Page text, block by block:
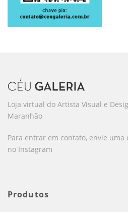
Loja virtual do Artista Visual e
Maranhão
Para entrar em contato, envie
no Instagram
Produtos